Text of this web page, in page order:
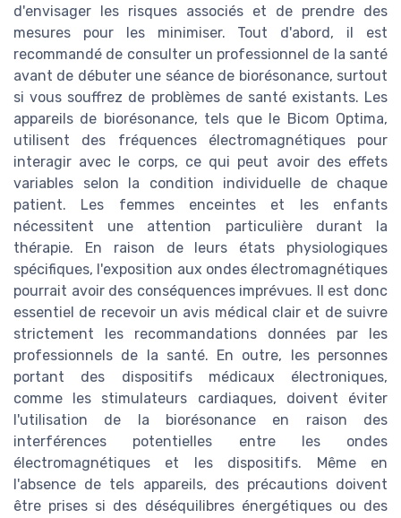
d'envisager les risques associés et de prendre des
mesures pour les minimiser. Tout d'abord, il est
recommandé de consulter un professionnel de la santé
avant de débuter une séance de biorésonance, surtout
si vous souffrez de problèmes de santé existants. Les
appareils de biorésonance, tels que le Bicom Optima,
utilisent des fréquences électromagnétiques pour
interagir avec le corps, ce qui peut avoir des effets
variables selon la condition individuelle de chaque
patient. Les femmes enceintes et les enfants
nécessitent une attention particulière durant la
thérapie. En raison de leurs états physiologiques
spécifiques, l'exposition aux ondes électromagnétiques
pourrait avoir des conséquences imprévues. Il est donc
essentiel de recevoir un avis médical clair et de suivre
strictement les recommandations données par les
professionnels de la santé. En outre, les personnes
portant des dispositifs médicaux électroniques,
comme les stimulateurs cardiaques, doivent éviter
l'utilisation de la biorésonance en raison des
interférences potentielles entre les ondes
électromagnétiques et les dispositifs. Même en
l'absence de tels appareils, des précautions doivent
être prises si des déséquilibres énergétiques ou des